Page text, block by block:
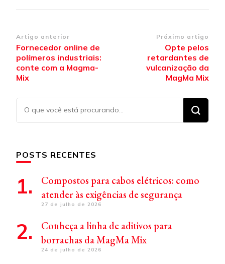
Navegação
de
post
Artigo anterior
Fornecedor online de
polímeros industriais:
conte com a Magma-
Mix
Próximo artigo
Opte pelos
retardantes de
vulcanização da
MagMa Mix
Procurando
algo?
POSTS RECENTES
Compostos para cabos elétricos: como
atender às exigências de segurança
27 de julho de 2026
Conheça a linha de aditivos para
borrachas da MagMa Mix
24 de julho de 2026